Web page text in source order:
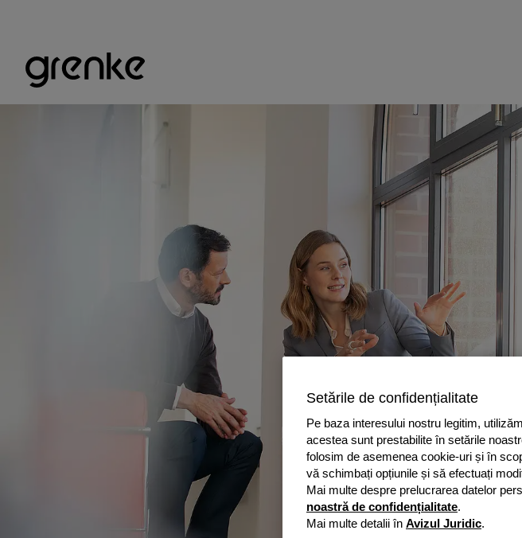
Setările de confidențialitate
Pe baza interesului nostru legitim,
acestea sunt prestabilite în setările
folosim de asemenea cookie-uri și în
vă schimbați opțiunile și să efectuați
Mai multe despre prelucrarea datelor
noastră de confidențialitate.
Mai multe detalii în Avizul Juridic.